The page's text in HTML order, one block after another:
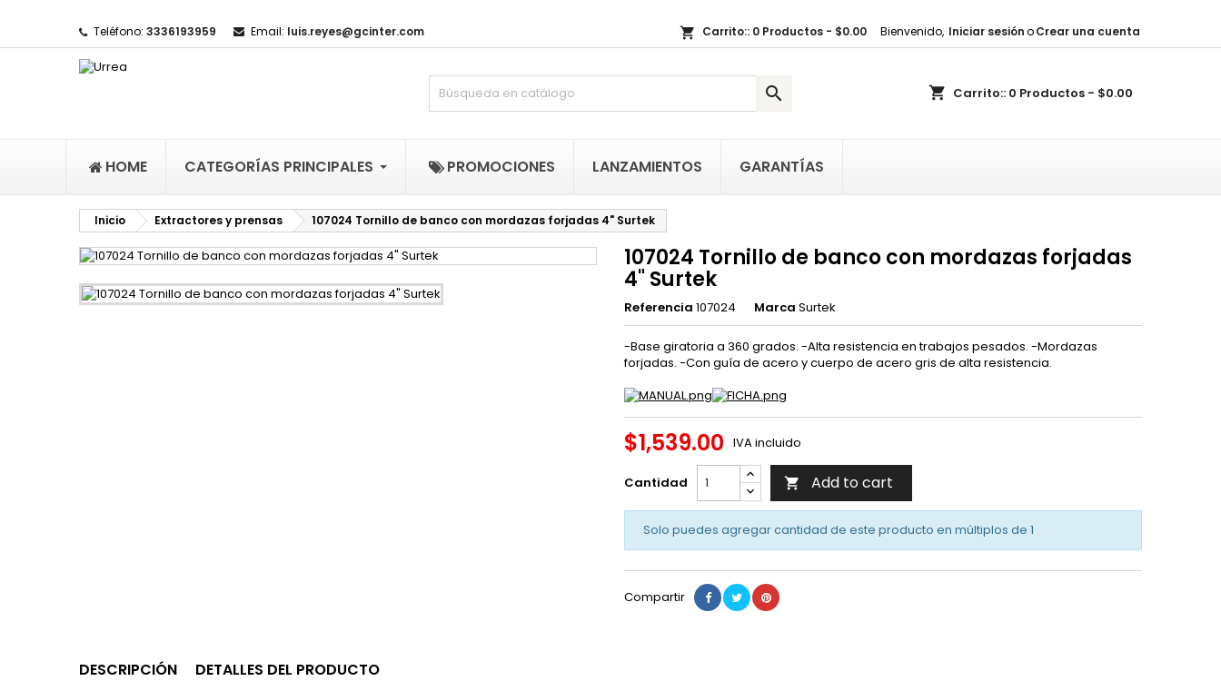
Teléfono: 3336193959 Email: luis.reyes@gcinter.com Bienvenido, Iniciar sesiónoCrear una cuenta
shopping_cart Carrito:: 0 Productos - $0.00
shopping_cart Carrito:: 0 Productos - $0.00

HOME CATEGORÍAS PRINCIPALES PROMOCIONES LANZAMIENTOS GARANTÍAS
Inicio Extractores y prensas 107024 Tornillo de banco con mordazas forjadas 4" Surtek
107024 Tornillo de banco con mordazas forjadas
4" Surtek
Referencia 107024 Marca Surtek
-Base giratoria a 360 grados. -Alta resistencia en trabajos pesados. -Mordazas
forjadas. -Con guía de acero y cuerpo de acero gris de alta resistencia.
$1,539.00 IVA incluido
Cantidad  Add to cart
Solo puedes agregar cantidad de este producto en múltiplos de 1
Compartir
DESCRIPCIÓN DETALLES DEL PRODUCTO
Mi lista de regalos ×
((title)) ×
((label))
((cancelText)) ((createText))
Iniciar sesión ×
Debe iniciar sesión para guardar productos en su lista de deseos.
((loginText))